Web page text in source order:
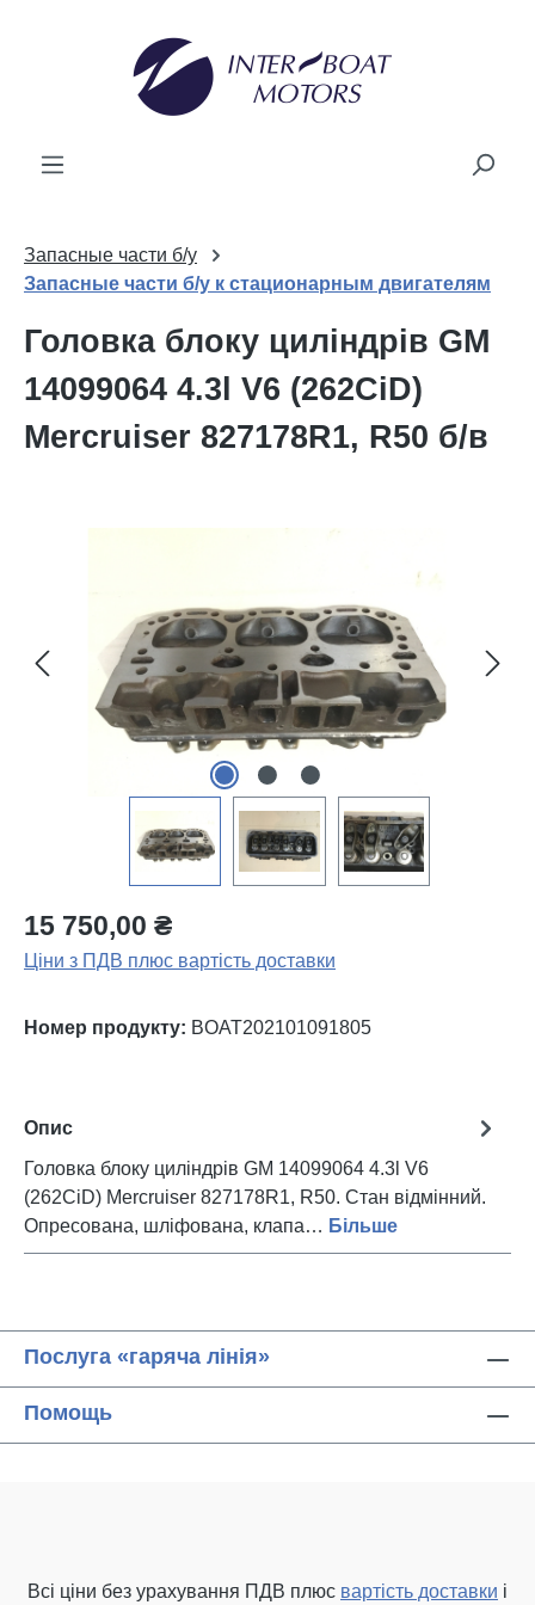
Запасные части б/у
Запасные части б/у к стационарным двигателям
Головка блоку циліндрів GM
14099064 4.3l V6 (262CiD)
Mercruiser 827178R1, R50 б/в
15 750,00 ₴
Ціни з ПДВ плюс вартість доставки
Номер продукту: BOAT202101091805
Опис
Головка блоку циліндрів GM 14099064 4.3l V6
(262CiD) Mercruiser 827178R1, R50. Стан відмінний.
Опресована, шліфована, клапа… Більше
Послуга «гаряча лінія»
Помощь
Всі ціни без урахування ПДВ плюс вартість доставки і